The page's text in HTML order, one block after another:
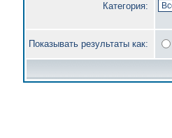
Категория:
Показывать результаты как: